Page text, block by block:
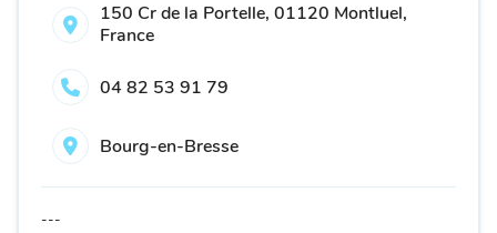
150 Cr de la Portelle, 01120 Montluel,
France
04 82 53 91 79
Bourg-en-Bresse
---